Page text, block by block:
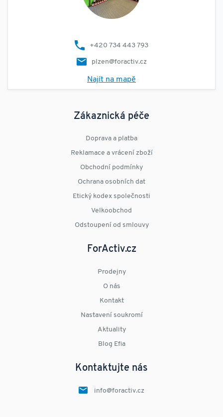
+420 734 443 793
plzen@foractiv.cz
Najít na mapě
Zákaznická péče
Doprava a platba
Reklamace a vrácení zboží
Obchodní podmínky
Ochrana osobních dat
Etický kodex společnosti
Velkoobchod
Odstoupení od smlouvy
ForActiv.cz
Prodejny
O nás
Kontakt
Nastavení soukromí
Aktuality
Blog Efia
Kontaktujte nás
info@foractiv.cz